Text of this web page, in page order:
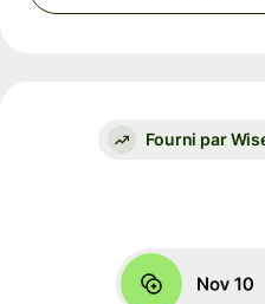
Fourni par